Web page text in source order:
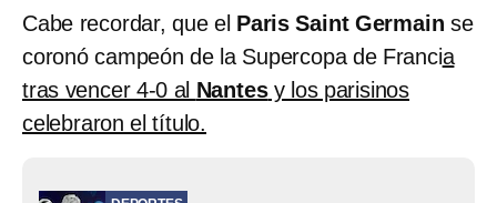
Cabe recordar, que el Paris Saint Germain se
coronó campeón de la Supercopa de Francia
tras vencer 4-0 al Nantesy los parisinos
celebraron el título.